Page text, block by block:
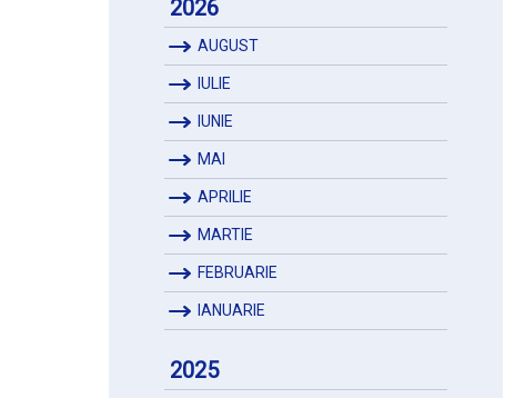
2026
AUGUST
IULIE
IUNIE
MAI
APRILIE
MARTIE
FEBRUARIE
IANUARIE
2025